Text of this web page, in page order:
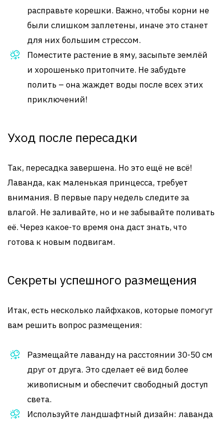
расправьте корешки. Важно, чтобы корни не
были слишком заплетены, иначе это станет
для них большим стрессом.
Поместите растение в яму, засыпьте землёй
и хорошенько притопчите. Не забудьте
полить – она жаждет воды после всех этих
приключений!
Уход после пересадки
Так, пересадка завершена. Но это ещё не всё!
Лаванда, как маленькая принцесса, требует
внимания. В первые пару недель следите за
влагой. Не заливайте, но и не забывайте поливать
её. Через какое-то время она даст знать, что
готова к новым подвигам.
Секреты успешного размещения
Итак, есть несколько лайфхаков, которые помогут
вам решить вопрос размещения:
Размещайте лаванду на расстоянии 30-50 см
друг от друга. Это сделает её вид более
живописным и обеспечит свободный доступ
света.
Используйте ландшафтный дизайн: лаванда